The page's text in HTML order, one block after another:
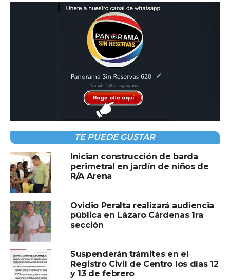
TE PUEDE GUSTAR
Inician construcción de barda
perimetral en jardín de niños de
R/A Arena
Ovidio Peralta realizará audiencia
pública en Lázaro Cárdenas 1ra
sección
Suspenderán trámites en el
Registro Civil de Centro los días 12
y 13 de febrero